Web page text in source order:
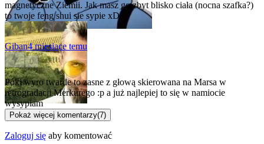
magnetyczne Ziemii. Jak masz go zbyt blisko ciała (nocna szafka?)
to twoje feng shui sie sypie xD
Giban4 miesiące temu
0
Póki wyro twarde to zasne z głową skierowana na Marsa w
retrogradacji Merkurego :p a już najlepiej to się w namiocie
wysypiam
Pokaż więcej komentarzy(7)
Zaloguj się aby komentować